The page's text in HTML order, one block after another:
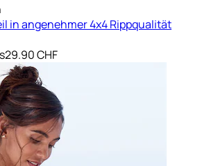
in angenehmer 4x4 Rippqualität
29.90 CHF